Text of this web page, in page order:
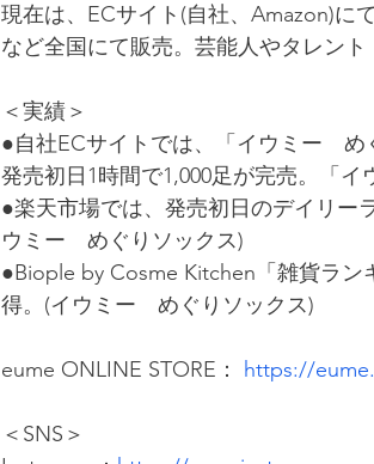
現在は、ECサイト(自社、Amazon)に
など全国にて販売。芸能人やタレン
＜実績＞
●自社ECサイトでは、「イウミー　め
発売初日1時間で1,000足が完売。「イ
●楽天市場では、発売初日のデイリー
ウミー　めぐりソックス)
●Biople by Cosme Kitchen「雑貨ラ
得。(イウミー　めぐりソックス)
eume ONLINE STORE： https://
＜SNS＞